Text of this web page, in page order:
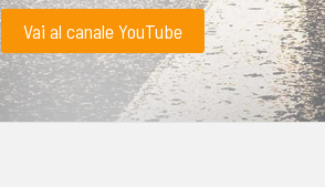
Vai al canale YouTube